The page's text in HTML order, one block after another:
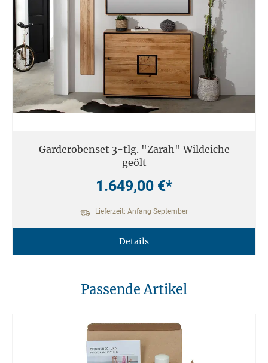
Garderobenset 3-tlg. "Zarah" Wildeiche
geölt
1.649,00 €*
Lieferzeit: Anfang September
Details
Passende Artikel